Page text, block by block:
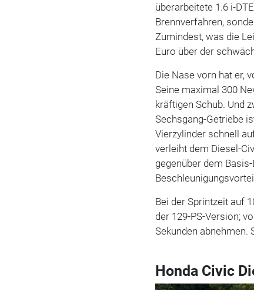
überarbeitete 1.6 i-
Brennverfahren,
Zumindest, was die
Euro über der
Die Nase vorn hat er,
Seine maximal 300
kräftigen Schub. Und
Sechsgang-Getriebe
Vierzylinder schnell
verleiht dem Diesel-
gegenüber dem
Bei der Sprintzeit auf
der 129-PS-Version;
Sekunden abnehmen.
Honda Civic